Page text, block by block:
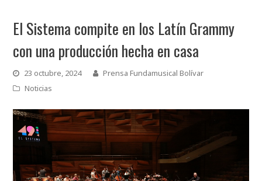
El Sistema compite en los Latín Grammy
con una producción hecha en casa
23 octubre, 2024
Prensa Fundamusical Bolívar
Noticias